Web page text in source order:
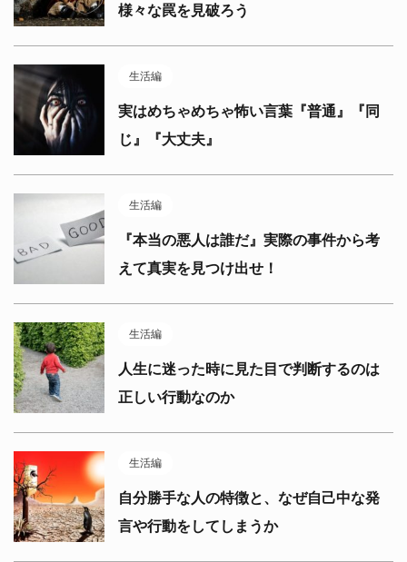
様々な罠を見破ろう
生活編
実はめちゃめちゃ怖い言葉『普通』『同
じ』『大丈夫』
生活編
『本当の悪人は誰だ』実際の事件から考
えて真実を見つけ出せ！
生活編
人生に迷った時に見た目で判断するのは
正しい行動なのか
生活編
自分勝手な人の特徴と、なぜ自己中な発
言や行動をしてしまうか